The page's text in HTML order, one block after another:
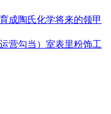
成陶氏化学将来的领甲
营勾当）室表里粉饰工